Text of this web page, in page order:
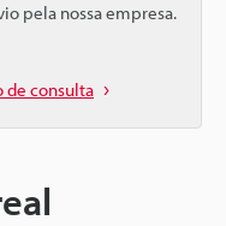
pela nossa empresa.
de consulta